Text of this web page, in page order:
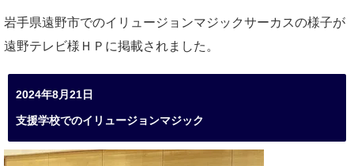
岩手県遠野市でのイリュージョンマジックサーカスの様子が
遠野テレビ様ＨＰに掲載されました。
2024年8月21日
支援学校でのイリュージョンマジック